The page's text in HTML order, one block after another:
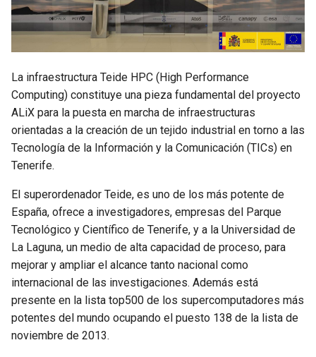
d
o
s
q
u
e
d
La infraestructura Teide HPC (High Performance
Computing) constituye una pieza fundamental del proyecto
ALiX para la puesta en marcha de infraestructuras
orientadas a la creación de un tejido industrial en torno a las
Tecnología de la Información y la Comunicación (TICs) en
Tenerife.
El superordenador Teide, es uno de los más potente de
España, ofrece a investigadores, empresas del Parque
Tecnológico y Científico de Tenerife, y a la Universidad de
La Laguna, un medio de alta capacidad de proceso, para
mejorar y ampliar el alcance tanto nacional como
internacional de las investigaciones. Además está
presente en la lista top500 de los supercomputadores más
potentes del mundo ocupando el puesto 138 de la lista de
noviembre de 2013.